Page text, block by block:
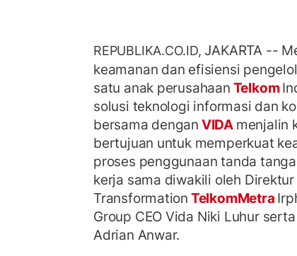
REPUBLIKA.CO.ID,JAKARTA --
keamanan dan efisiensi
satu anak perusahaan Telkom
solusi teknologi informasi dan
bersama dengan VIDA menjalin
bertujuan untuk memperkuat
proses penggunaan tanda
kerja sama diwakili oleh
Transformation TelkomMetra
Group CEO Vida Niki Luhur
Adrian Anwar.